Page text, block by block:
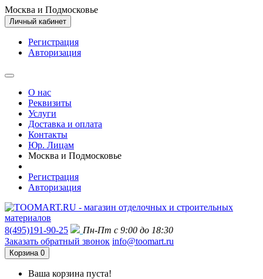
Москва и Подмосковье
Личный кабинет
Регистрация
Авторизация
О нас
Реквизиты
Услуги
Доставка и оплата
Контакты
Юр. Лицам
Москва и Подмосковье
Регистрация
Авторизация
8(495)191-90-25
Пн-Пт с 9:00 до 18:30
Заказать обратный звонок info@toomart.ru
Корзина 0
Ваша корзина пуста!